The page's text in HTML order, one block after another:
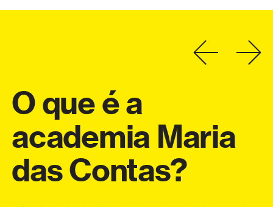
Oqueéa
academia Maria
dasContas?